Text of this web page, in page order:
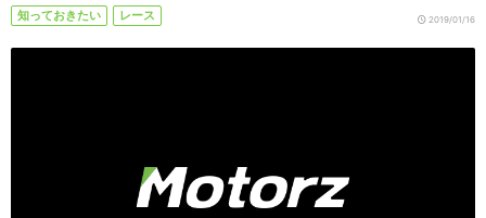
知っておきたい レース 2019/01/16